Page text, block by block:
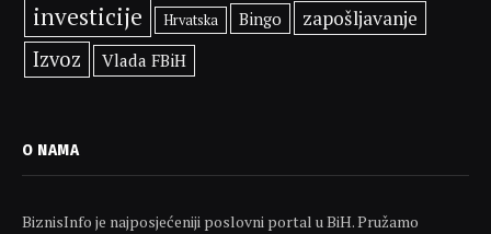
investicije Hrvatska Bingo zapošljavanje
Izvoz Vlada FBiH
O NAMA
BiznisInfo je najposjećeniji poslovni portal u BiH. Pružamo